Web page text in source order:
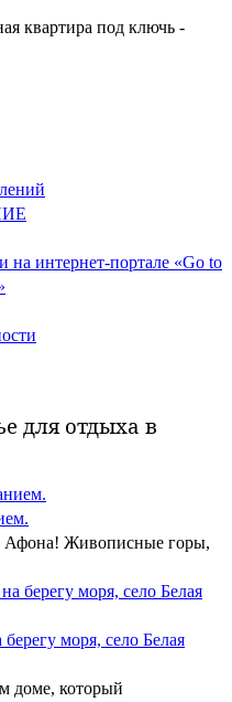
квартира под ключь -
на интернет-портале «Go to
для отдыха в
Афона! Живописные горы,
моря, село Белая
доме, который